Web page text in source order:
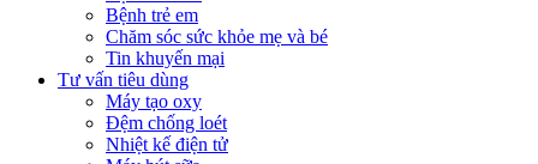
Bệnh trẻ em
Chăm sóc sức khỏe mẹ và bé
Tin khuyến mại
Tư vấn tiêu dùng
Máy tạo oxy
Đệm chống loét
Nhiệt kế điện tử